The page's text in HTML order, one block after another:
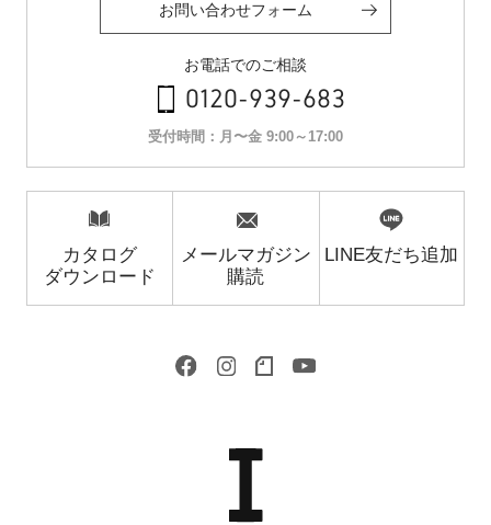
お問い合わせフォーム
お電話でのご相談
0120-939-683
受付時間：月〜金 9:00～17:00
カタログ
ダウンロード
メールマガジン
購読
LINE友だち追加